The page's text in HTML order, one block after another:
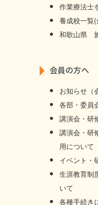
作業療法士
養成校一覧
和歌山県
会員の方へ
お知らせ（
各部・委員
講演会・研
講演会・研
用について
イベント・
生涯教育制
いて
各種手続き